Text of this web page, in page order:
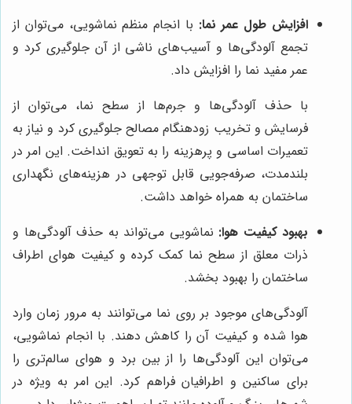
افزایش طول عمر نما: با انجام منظم نماشویی، می‌توان از
تجمع آلودگی‌ها و آسیب‌های ناشی از آن جلوگیری کرد و
عمر مفید نما را افزایش داد.
با حذف آلودگی‌ها و جرم‌ها از سطح نما، می‌توان از
فرسایش و تخریب زودهنگام مصالح جلوگیری کرد و نیاز به
تعمیرات اساسی و پرهزینه را به تعویق انداخت. این امر در
بلندمدت، صرفه‌جویی قابل توجهی در هزینه‌های نگهداری
ساختمان به همراه خواهد داشت.
بهبود کیفیت هوا: نماشویی می‌تواند به حذف آلودگی‌ها و
ذرات معلق از سطح نما کمک کرده و کیفیت هوای اطراف
ساختمان را بهبود بخشد.
آلودگی‌های موجود بر روی نما می‌توانند به مرور زمان وارد
هوا شده و کیفیت آن را کاهش دهند. با انجام نماشویی،
می‌توان این آلودگی‌ها را از بین برد و هوای سالم‌تری را
برای ساکنین و اطرافیان فراهم کرد. این امر به ویژه در